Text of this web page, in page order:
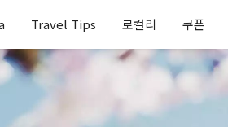
Travel Tips 로컬리 쿠폰